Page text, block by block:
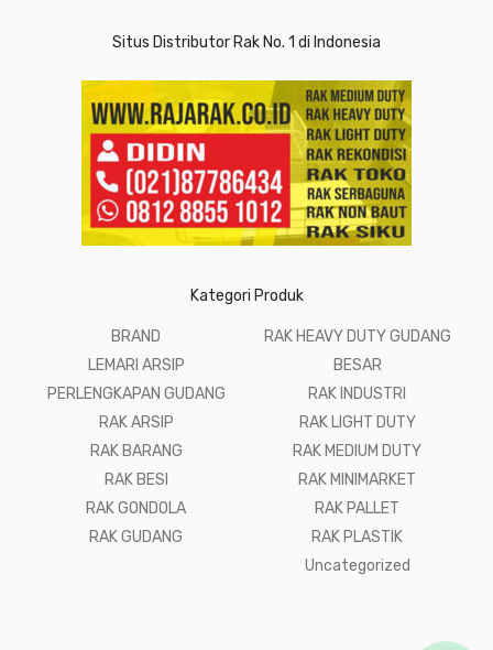
Situs Distributor Rak No. 1 di Indonesia
Kategori Produk
BRAND
LEMARI ARSIP
PERLENGKAPAN GUDANG
RAK ARSIP
RAK BARANG
RAK BESI
RAK GONDOLA
RAK GUDANG
RAK HEAVY DUTY GUDANG
BESAR
RAK INDUSTRI
RAK LIGHT DUTY
RAK MEDIUM DUTY
RAK MINIMARKET
RAK PALLET
RAK PLASTIK
Uncategorized